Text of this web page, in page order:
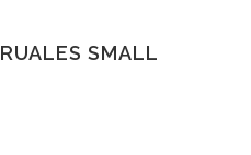
SMALL